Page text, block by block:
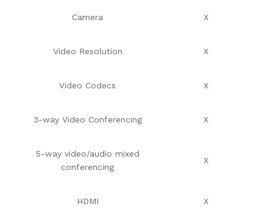
Camera X
Video Resolution X
Video Codecs X
3-way Video Conferencing X
5-way video/audio mixed
conferencing
X
HDMI X